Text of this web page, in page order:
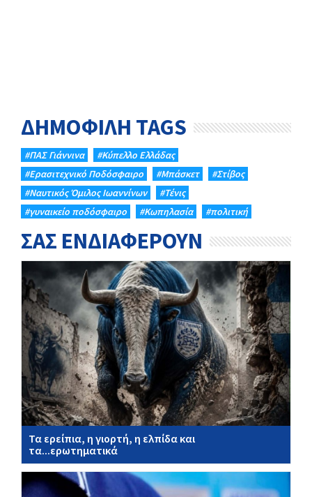
ΔΗΜΟΦΙΛΗ TAGS
#ΠΑΣ Γιάννινα
#Κύπελλο Ελλάδας
#Eρασιτεχνικό Ποδόσφαιρο
#Μπάσκετ
#Στίβος
#Ναυτικός Όμιλος Ιωαννίνων
#Τένις
#γυναικείο ποδόσφαιρο
#Κωπηλασία #πολιτική
ΣΑΣ ΕΝΔΙΑΦΕΡΟΥΝ
Τα ερείπια, η γιορτή, η ελπίδα και
τα...ερωτηματικά